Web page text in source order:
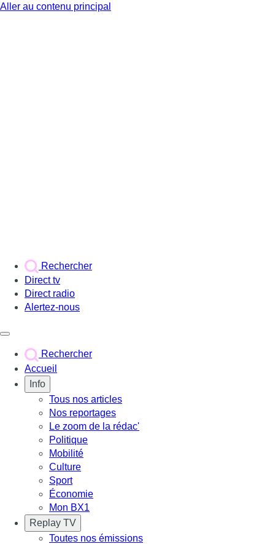
Aller au contenu principal
Rechercher
Direct tv
Direct radio
Alertez-nous
Rechercher
Accueil
Info
Tous nos articles
Nos reportages
Le zoom de la rédac'
Politique
Mobilité
Culture
Sport
Économie
Mon BX1
Replay TV
Toutes nos émissions